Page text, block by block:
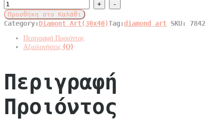
Diamond
painting
art
Αερόστατα
Προσθήκη στο Καλάθι
Category:Diamont Art(30x40)Tag:diamond art SKU: 7842
Περιγραφή Προιόντος
Αξιολογήσεις (0)
Περιγραφή
Προιόντος